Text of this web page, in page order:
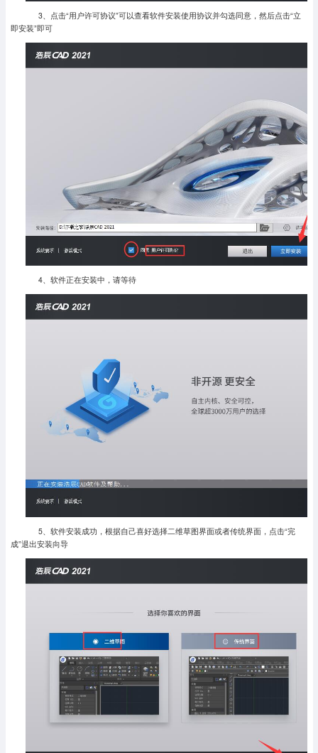
3、点击“用户许可协议”可以查看软件安装使用协议并勾选同意，然后点击“立
即安装”即可
4、软件正在安装中，请等待
5、软件安装成功，根据自己喜好选择二维草图界面或者传统界面，点击“完
成”退出安装向导